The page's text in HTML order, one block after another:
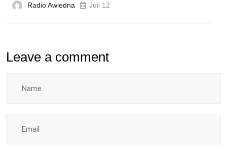
Radio Awledna Juil 12
Leave a comment